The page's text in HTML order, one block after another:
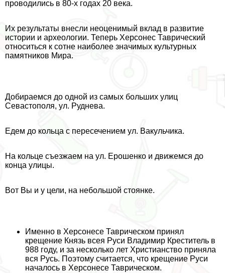
проводились в 80-х годах 20 века.
Их результаты внесли неоценимый вклад в развитие
истории и археологии. Теперь Херсонес Таврический
относиться к сотне наиболее значимых культурных
памятников Мира.
Добираемся до одной из самых больших улиц
Севастополя, ул. Руднева.
Едем до кольца с пересечением ул. Вакульчика.
На кольце съезжаем на ул. Ерошенко и движемся до
конца улицы.
Вот Вы и у цели, на небольшой стоянке.
Именно в Херсонесе Таврическом принял
крещение Князь всея Руси Владимир Креститель в
988 году, и за несколько лет Христианство приняла
вся Русь. Поэтому считается, что крещение Руси
началось в Херсонесе Таврическом.